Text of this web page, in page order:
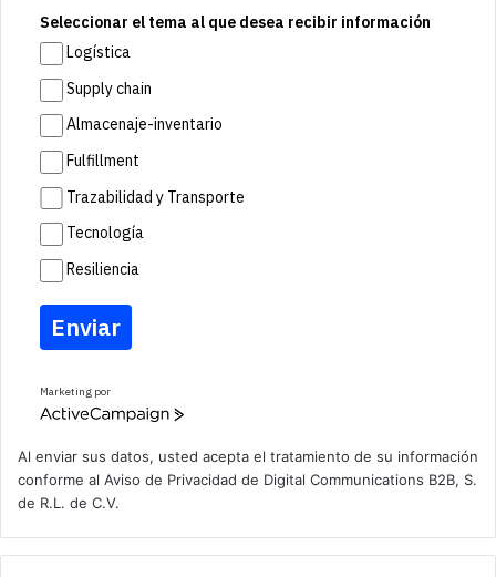
Seleccionar el tema al que desea recibir información
Logística
Supply chain
Almacenaje-inventario
Fulfillment
Trazabilidad y Transporte
Tecnología
Resiliencia
Enviar
Marketing por
A
v
e
a
m
Al enviar sus datos, usted acepta el tratamiento de su información
conforme al Aviso de Privacidad de Digital Communications B2B, S.
de R.L. de C.V.